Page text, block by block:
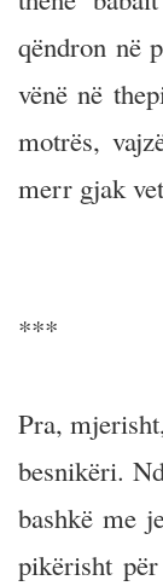
qëndron në
vënë në
motrës,
merr gjak
***
Pra,
besnikëri.
bashkë me
pikërisht